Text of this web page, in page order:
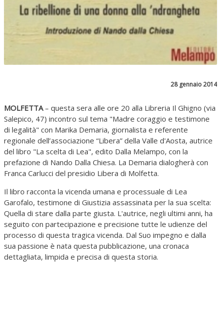
28 gennaio 2014
MOLFETTA– questa sera alle ore 20 alla Libreria Il Ghigno (via
Salepico, 47) incontro sul tema "Madre coraggio e testimone
di legalità" con Marika Demaria, giornalista e referente
regionale dell’associazione “Libera” della Valle d'Aosta, autrice
del libro "La scelta di Lea", edito Dalla Melampo, con la
prefazione di Nando Dalla Chiesa. La Demaria dialogherà con
Franca Carlucci del presidio Libera di Molfetta.
Il libro racconta la vicenda umana e processuale di Lea
Garofalo, testimone di Giustizia assassinata per la sua scelta:
Quella di stare dalla parte giusta. L'autrice, negli ultimi anni, ha
seguito con partecipazione e precisione tutte le udienze del
processo di questa tragica vicenda. Dal Suo impegno e dalla
sua passione è nata questa pubblicazione, una cronaca
dettagliata, limpida e precisa di questa storia.